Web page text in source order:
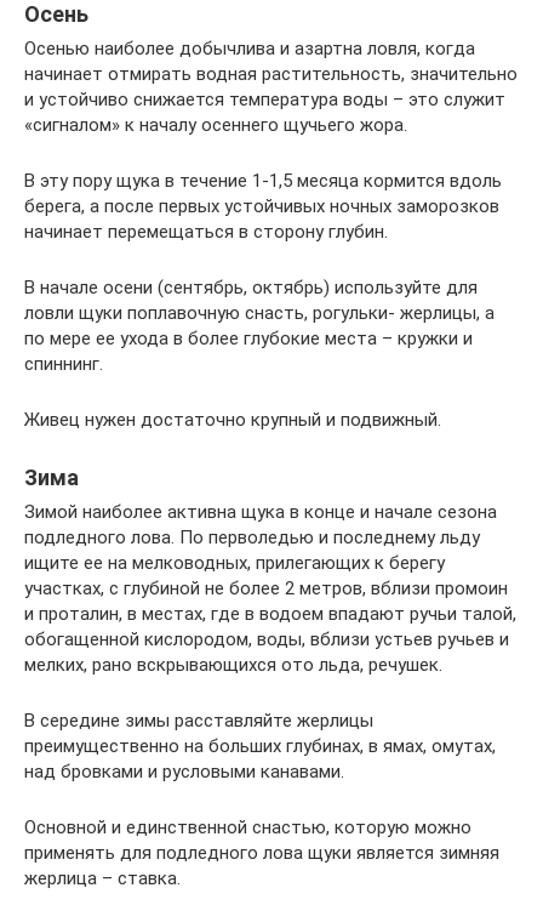
Осень
Осенью наиболее добычлива и азартна ловля, когда
начинает отмирать водная растительность, значительно
и устойчиво снижается температура воды – это служит
«сигналом» к началу осеннего щучьего жора.
В эту пору щука в течение 1-1,5 месяца кормится вдоль
берега, а после первых устойчивых ночных заморозков
начинает перемещаться в сторону глубин.
В начале осени (сентябрь, октябрь) используйте для
ловли щуки поплавочную снасть, рогульки- жерлицы, а
по мере ее ухода в более глубокие места – кружки и
спиннинг.
Живец нужен достаточно крупный и подвижный.
Зима
Зимой наиболее активна щука в конце и начале сезона
подледного лова. По перволедью и последнему льду
ищите ее на мелководных, прилегающих к берегу
участках, с глубиной не более 2 метров, вблизи промоин
и проталин, в местах, где в водоем впадают ручьи талой,
обогащенной кислородом, воды, вблизи устьев ручьев и
мелких, рано вскрывающихся ото льда, речушек.
В середине зимы расставляйте жерлицы
преимущественно на больших глубинах, в ямах, омутах,
над бровками и русловыми канавами.
Основной и единственной снастью, которую можно
применять для подледного лова щуки является зимняя
жерлица – ставка.